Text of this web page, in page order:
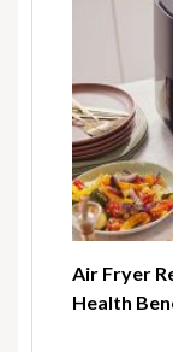
Air Fryer
Health